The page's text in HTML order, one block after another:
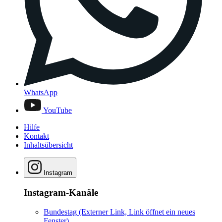
WhatsApp
YouTube
Hilfe
Kontakt
Inhaltsübersicht
Instagram
Instagram-Kanäle
Bundestag (Externer Link, Link öffnet ein neues